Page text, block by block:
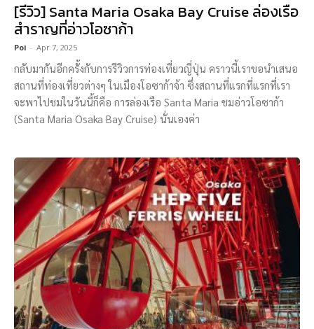
[รีวิว] Santa Maria Osaka Bay Cruise ล่องเรือ
สำราญที่อ่าวโอซาก้า
Poi - Apr 7, 2025
กลับมากันอีกครั้งกับการรีวิวการท่องเที่ยวญี่ปุ่น คราวนี้เราขอนำเสนอ
สถานที่ท่องเที่ยวต่างๆ ในเมืองโอซาก้าจ้า ซึ่งสถานที่แรกที่แรกที่เรา
จะพาไปชมในวันนี้ก็คือ การล่องเรือ Santa Maria ชมอ่าวโอซาก้า
(Santa Maria Osaka Bay Cruise) นั่นเองค่า